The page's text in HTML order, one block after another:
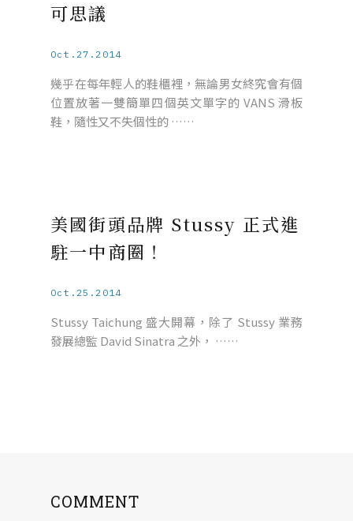
可思議
Oct.27.2014
幾乎在每年輕人的鞋櫃裡，無論男女終究會有個
位置放著一雙簡單四個英文單字的 VANS 滑板
鞋，隨性又不失個性的 ……
美國街頭品牌 Stussy 正式進
駐一中商圈！
Oct.25.2014
Stussy Taichung 盛大開幕，除了 Stussy 業務
發展總監 David Sinatra 之外， ……
COMMENT